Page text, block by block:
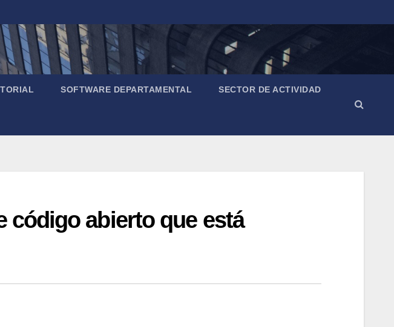
SOFTWARE DEPARTAMENTAL SECTOR DE ACTIVIDAD
código abierto que está